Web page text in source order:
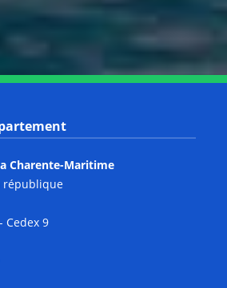
Charente-Maritime
république
Cedex 9